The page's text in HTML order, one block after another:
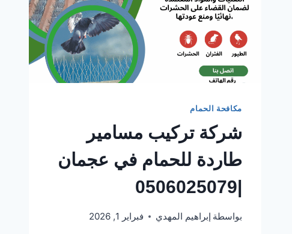
مكافحة الحمام
شركة تركيب مسامير
طاردة للحمام في عجمان
|0506025079
بواسطة إبراهيم المهدي فبراير 1, 2026